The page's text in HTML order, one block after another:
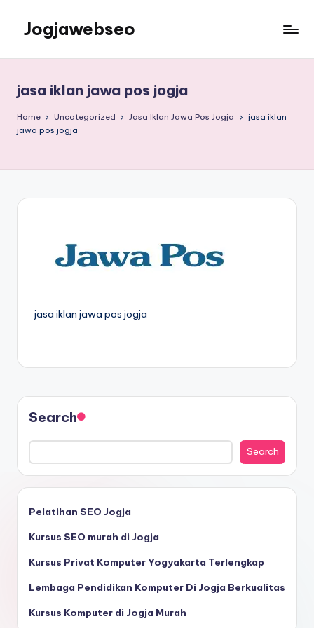
Jogjawebseo
jasa iklan jawa pos jogja
Home Uncategorized Jasa Iklan Jawa Pos Jogja
jasa iklan
jawa pos jogja
jasa iklan jawa pos jogja
Search
Search
Pelatihan SEO Jogja
Kursus SEO murah di Jogja
Kursus Privat Komputer Yogyakarta Terlengkap
Lembaga Pendidikan Komputer Di Jogja Berkualitas
Kursus Komputer di Jogja Murah